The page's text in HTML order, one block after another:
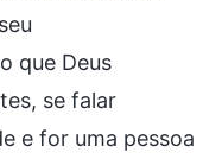
que Deus
se falar
e for uma pessoa